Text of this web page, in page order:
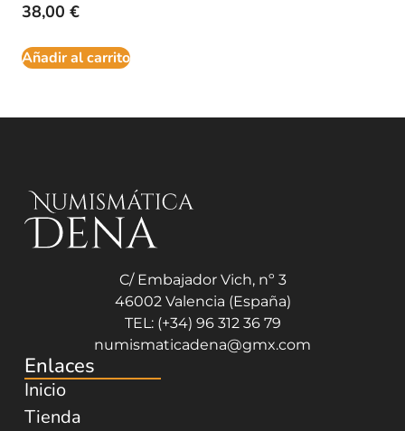
38,00 €
Añadir al carrito
C/ Embajador Vich, nº 3
46002 Valencia (España)
TEL: (+34) 96 312 36 79
numismaticadena@gmx.com
Enlaces
Inicio
Tienda